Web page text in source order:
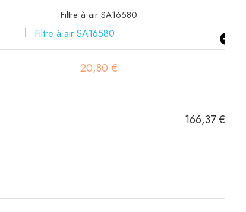
Filtre hydraulique SH66378
44,90 €
166,37 €